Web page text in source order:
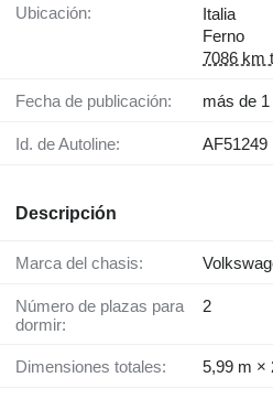
Ubicación:
Italia
Ferno
7086 km
Fecha de publicación: más de
Id. de Autoline: AF51249
Descripción
Marca del chasis:
Número de plazas para
dormir:
2
Dimensiones totales: 5,99 m ×